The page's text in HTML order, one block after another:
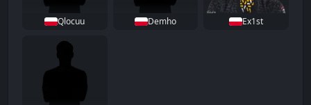
Qlocuu Demho Ex1st